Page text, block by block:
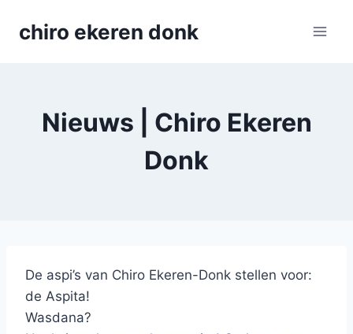
chiro ekeren donk
Nieuws | Chiro Ekeren
Donk
De aspi’s van Chiro Ekeren-Donk stellen voor:
de Aspita!
Wasdana?